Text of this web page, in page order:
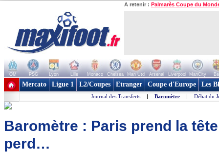
A retenir : Palmarès Coupe du
OM PSG Lyon Lille Monaco Chelsea Man Utd Arsenal Liverpool ManCity
+ de clubs
Mercato Ligue 1 L2/Coupes Etranger Coupe d'Europe Les
Journal des Transferts | Baromètre | Débat du
Baromètre : Paris prend la
perd…